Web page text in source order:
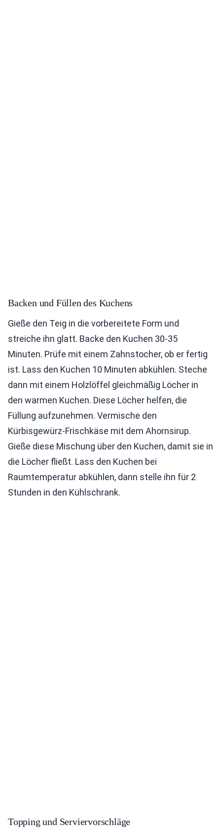
Backen und Füllen des Kuchens
Gieße den Teig in die vorbereitete Form und
streiche ihn glatt. Backe den Kuchen 30-35
Minuten. Prüfe mit einem Zahnstocher, ob er fertig
ist. Lass den Kuchen 10 Minuten abkühlen. Steche
dann mit einem Holzlöffel gleichmäßig Löcher in
den warmen Kuchen. Diese Löcher helfen, die
Füllung aufzunehmen. Vermische den
Kürbisgewürz-Frischkäse mit dem Ahornsirup.
Gieße diese Mischung über den Kuchen, damit sie in
die Löcher fließt. Lass den Kuchen bei
Raumtemperatur abkühlen, dann stelle ihn für 2
Stunden in den Kühlschrank.
Topping und Serviervorschläge